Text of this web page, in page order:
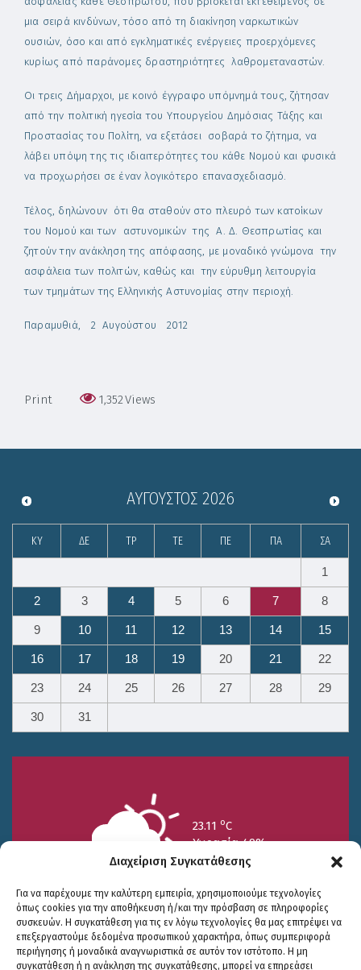
Διαχείριση Συγκατάθεσης
Για να παρέχουμε την καλύτερη εμπειρία, χρησιμοποιούμε τεχνολογίες
όπως cookies για την αποθήκευση ή/και την πρόσβαση σε πληροφορίες
συσκευών. Η συγκατάθεση για τις εν λόγω τεχνολογίες θα μας επιτρέψει να
επεξεργαστούμε δεδομένα προσωπικού χαρακτήρα, όπως συμπεριφορά
περιήγησης ή μοναδικά αναγνωριστικά σε αυτόν τον ιστότοπο. Η μη
συγκατάθεση ή η ανάκληση της συγκατάθεσης, μπορεί να επηρεάσει
μια σειρά κινδύνων, τόσο από τη διακίνηση ναρκωτικών
ουσιών, όσο και από εγκληματικές ενέργειες προερχόμενες
κυρίως από παράνομες δραστηριότητες λαθρομεταναστών.
Οι τρεις Δήμαρχοι, με κοινό έγγραφο υπόμνημά τους, ζήτησαν
από την πολιτική ηγεσία του Υπουργείου Δημόσιας Τάξης και
Προστασίας του Πολίτη, να εξετάσει σοβαρά το ζήτημα, να
λάβει υπόψη της τις ιδιαιτερότητες του κάθε Νομού και φυσικά
να προχωρήσει σε έναν λογικότερο επανασχεδιασμό.
Τέλος, δηλώνουν ότι θα σταθούν στο πλευρό των κατοίκων
του Νομού και των αστυνομικών της Α. Δ. Θεσπρωτίας και
ζητούν την ανάκληση της απόφασης, με μοναδικό γνώμονα την
ασφάλεια των πολιτών, καθώς και την εύρυθμη λειτουργία
των τμημάτων της Ελληνικής Αστυνομίας στην περιοχή.
Παραμυθιά, 2 Αυγούστου 2012
Print 1,352Views
ΑΎΓΟΥΣΤΟΣ 2026
ΚΥ ΔΕ ΤΡ ΤΕ ΠΕ ΠΑ ΣΑ
1
2 3 4 5 6 7 8
9 10 11 12 13 14 15
16 17 18 19 20 21 22
23 24 25 26 27 28 29
30 31
23.11 oC
Υγρασία 49%
25/7
26/7
27/7